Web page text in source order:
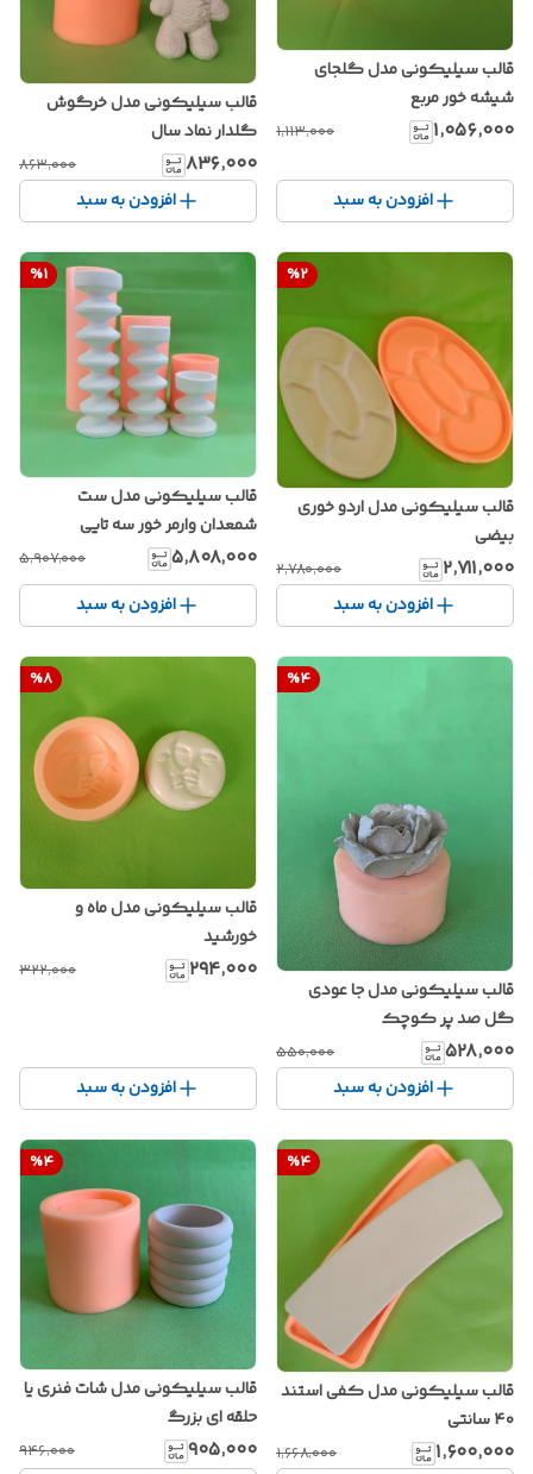
قالب سیلیکونی مدل گلجای
شیشه خور مربع
۱٬۰۵۶٬۰۰۰ ۱٬۱۱۳٬۰۰۰
افزودن به سبد
قالب سیلیکونی مدل خرگوش
گلدار نماد سال
۸۳۶٬۰۰۰ ۸۶۳٬۰۰۰
افزودن به سبد
%2
قالب سیلیکونی مدل اردو خوری
بیضی
۲٬۷۱۱٬۰۰۰ ۲٬۷۸۰٬۰۰۰
افزودن به سبد
%1
قالب سیلیکونی مدل ست
شمعدان وارمر خور سه تایی
۵٬۸۰۸٬۰۰۰ ۵٬۹۰۷٬۰۰۰
افزودن به سبد
%4
قالب سیلیکونی مدل جا عودی
گل صد پر کوچک
۵۲۸٬۰۰۰ ۵۵۰٬۰۰۰
افزودن به سبد
%8
قالب سیلیکونی مدل ماه و
خورشید
۲۹۴٬۰۰۰ ۳۲۲٬۰۰۰
افزودن به سبد
%4
قالب سیلیکونی مدل کفی استند
۴۰ سانتی
۱٬۶۰۰٬۰۰۰ ۱٬۶۶۸٬۰۰۰
%4
قالب سیلیکونی مدل شات فنری یا
حلقه ای بزرگ
۹۰۵٬۰۰۰ ۹۴۶٬۰۰۰